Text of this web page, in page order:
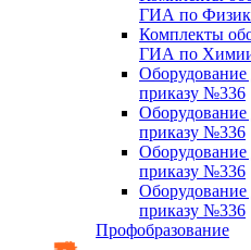
ГИА по
Комплекты
ГИА по
приказу №336
приказу №336
Оборудование
приказу №336
приказу №336
Профобразование